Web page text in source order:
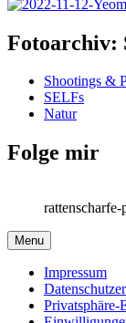
Fotoarchiv:
Shootings &
SELFs
Natur
Folge mir
Menu
Impressum
Privatsphäre-